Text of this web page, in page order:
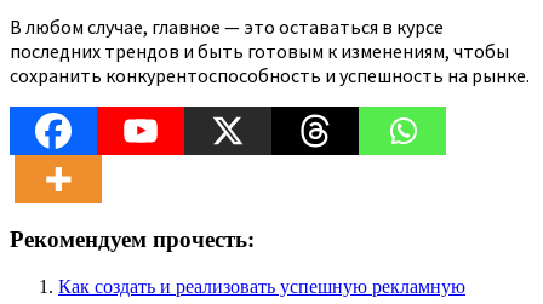
В любом случае, главное — это оставаться в курсе
последних трендов и быть готовым к изменениям, чтобы
сохранить конкурентоспособность и успешность на рынке.
Рекомендуем прочесть:
Как создать и реализовать успешную рекламную